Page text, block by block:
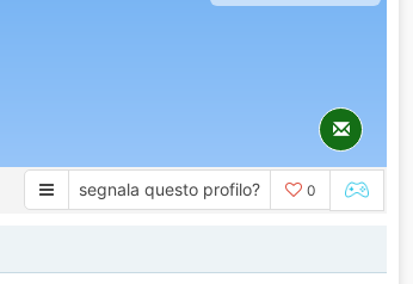
segnala questo profilo? 0